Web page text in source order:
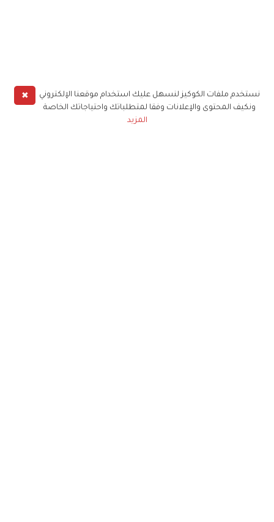
✖
نستخدم ملفات الكوكيز لنسهل عليك استخدام موقعنا الإلكتروني
ونكيف المحتوى والإعلانات وفقا لمتطلباتك واحتياجاتك الخاصة
المزيد